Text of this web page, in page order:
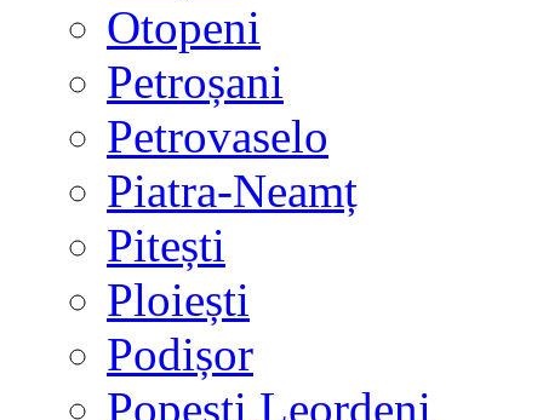
Otopeni
Petroșani
Petrovaselo
Piatra-Neamț
Pitești
Ploiești
Podișor
Popești Leordeni